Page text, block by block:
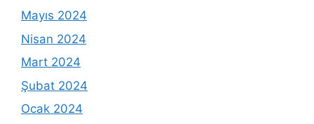
Mayıs 2024
Nisan 2024
Mart 2024
Şubat 2024
Ocak 2024